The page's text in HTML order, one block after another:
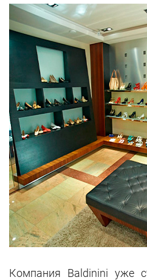
Компания Baldinini уже